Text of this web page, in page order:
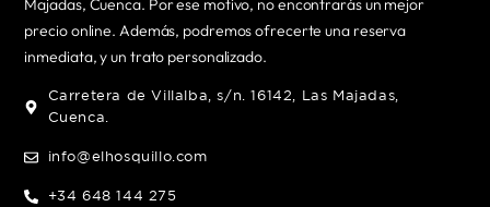
Majadas, Cuenca. Por ese motivo, no encontrarás un mejor
precio online. Además, podremos ofrecerte una reserva
inmediata, y un trato personalizado.
Carretera de Villalba, s/n. 16142, Las Majadas,
Cuenca.
info@elhosquillo.com
+34 648 144 275